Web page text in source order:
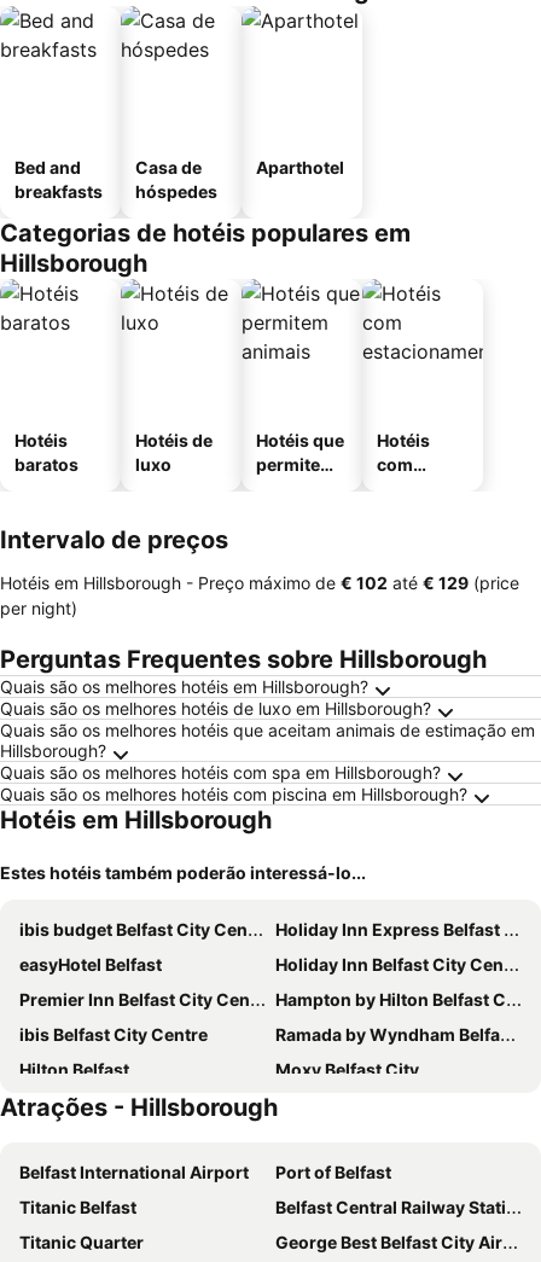
Bed and
breakfasts
Casa de
hóspedes
Aparthotel
Categorias de hotéis populares em
Hillsborough
Hotéis
baratos
Hotéis de
luxo
Hotéis que
permitem
Hotéis
com
Intervalo de preços
Hotéis em Hillsborough - Preço máximo de ‎€ 102 até ‎€ 129 (price
per night)
Perguntas Frequentes sobre Hillsborough
Quais são os melhores hotéis em Hillsborough?
Quais são os melhores hotéis de luxo em Hillsborough?
Quais são os melhores hotéis que aceitam animais de estimação em
Hillsborough?
Quais são os melhores hotéis com spa em Hillsborough?
Quais são os melhores hotéis com piscina em Hillsborough?
Hotéis em Hillsborough
Estes hotéis também poderão interessá-lo...
ibis budget Belfast City Centre
Holiday Inn Express Belfast City By Ihg
easyHotel Belfast
Holiday Inn Belfast City Centre By Ihg
Premier Inn Belfast City Centre (Alfred Street) hotel
Hampton by Hilton Belfast City Centre
ibis Belfast City Centre
Ramada by Wyndham Belfast City Centre
Hilton Belfast
Moxy Belfast City
Clayton Hotel Belfast
Leonardo Hotel Belfast
Premier Inn Belfast City Cathedral Quarter
Titanic Hotel Belfast
innbelfast
The 1852 Hotel - Self Check-in
Europa Hotel
Travelodge Belfast Central
Atrações - Hillsborough
Belfast International Airport
Port of Belfast
Titanic Belfast
Belfast Central Railway Station
Titanic Quarter
George Best Belfast City Airport